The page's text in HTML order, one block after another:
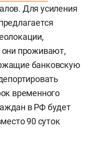
Для усиления
они проживают,
банковскую
временного
в РФ будет
90 суток